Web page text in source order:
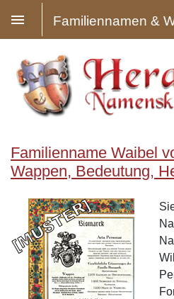
Familienname Waibel
Wappen, Bedeutung,